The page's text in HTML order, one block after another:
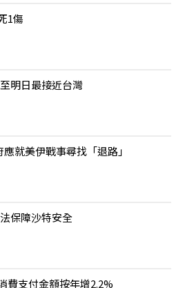
1傷
明日最接近台灣
就美伊戰事尋找「退路」
保障沙特安全
費支付金額按年增2.2%